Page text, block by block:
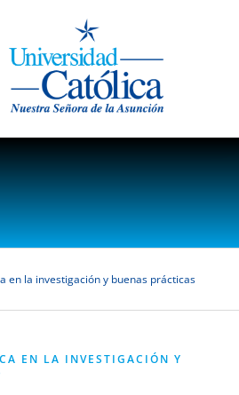
en la investigación y buenas prácticas
EN LA INVESTIGACIÓN Y